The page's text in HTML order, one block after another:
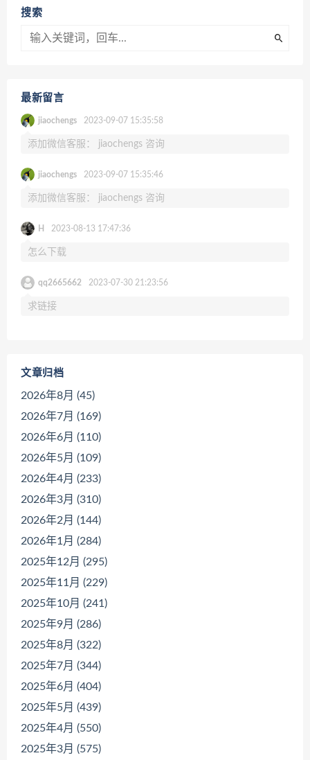
搜索
最新留言
jiaochengs 2023-09-07 15:35:58
添加微信客服： jiaochengs 咨询
jiaochengs 2023-09-07 15:35:46
添加微信客服： jiaochengs 咨询
H 2023-08-13 17:47:36
怎么下载
qq2665662 2023-07-30 21:23:56
求链接
文章归档
2026年8月 (45)
2026年7月 (169)
2026年6月 (110)
2026年5月 (109)
2026年4月 (233)
2026年3月 (310)
2026年2月 (144)
2026年1月 (284)
2025年12月 (295)
2025年11月 (229)
2025年10月 (241)
2025年9月 (286)
2025年8月 (322)
2025年7月 (344)
2025年6月 (404)
2025年5月 (439)
2025年4月 (550)
2025年3月 (575)